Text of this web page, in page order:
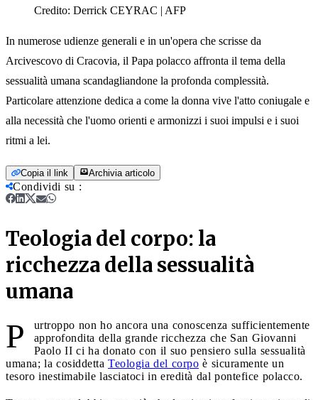
Credito: Derrick CEYRAC | AFP
In numerose udienze generali e in un'opera che scrisse da
Arcivescovo di Cracovia, il Papa polacco affronta il tema della
sessualità umana scandagliandone la profonda complessità.
Particolare attenzione dedica a come la donna vive l'atto coniugale e
alla necessità che l'uomo orienti e armonizzi i suoi impulsi e i suoi
ritmi a lei.
Copia il link Archivia articolo
Condividi su :
Teologia del corpo: la
ricchezza della sessualità
umana
P
urtroppo non ho ancora una conoscenza sufficientemente
approfondita della grande ricchezza che San Giovanni
Paolo II ci ha donato con il suo pensiero sulla sessualità
umana; la cosiddetta Teologia del corpo è sicuramente un
tesoro inestimabile lasciatoci in eredità dal pontefice polacco.